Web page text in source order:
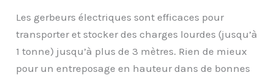
Les gerbeurs électriques sont efficaces pour
transporter et stocker des charges lourdes (jusqu’à
1 tonne) jusqu’à plus de 3 mètres. Rien de mieux
pour un entreposage en hauteur dans de bonnes